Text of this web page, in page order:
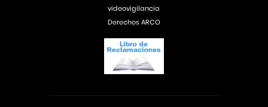
videovigilancia
Derechos ARCO